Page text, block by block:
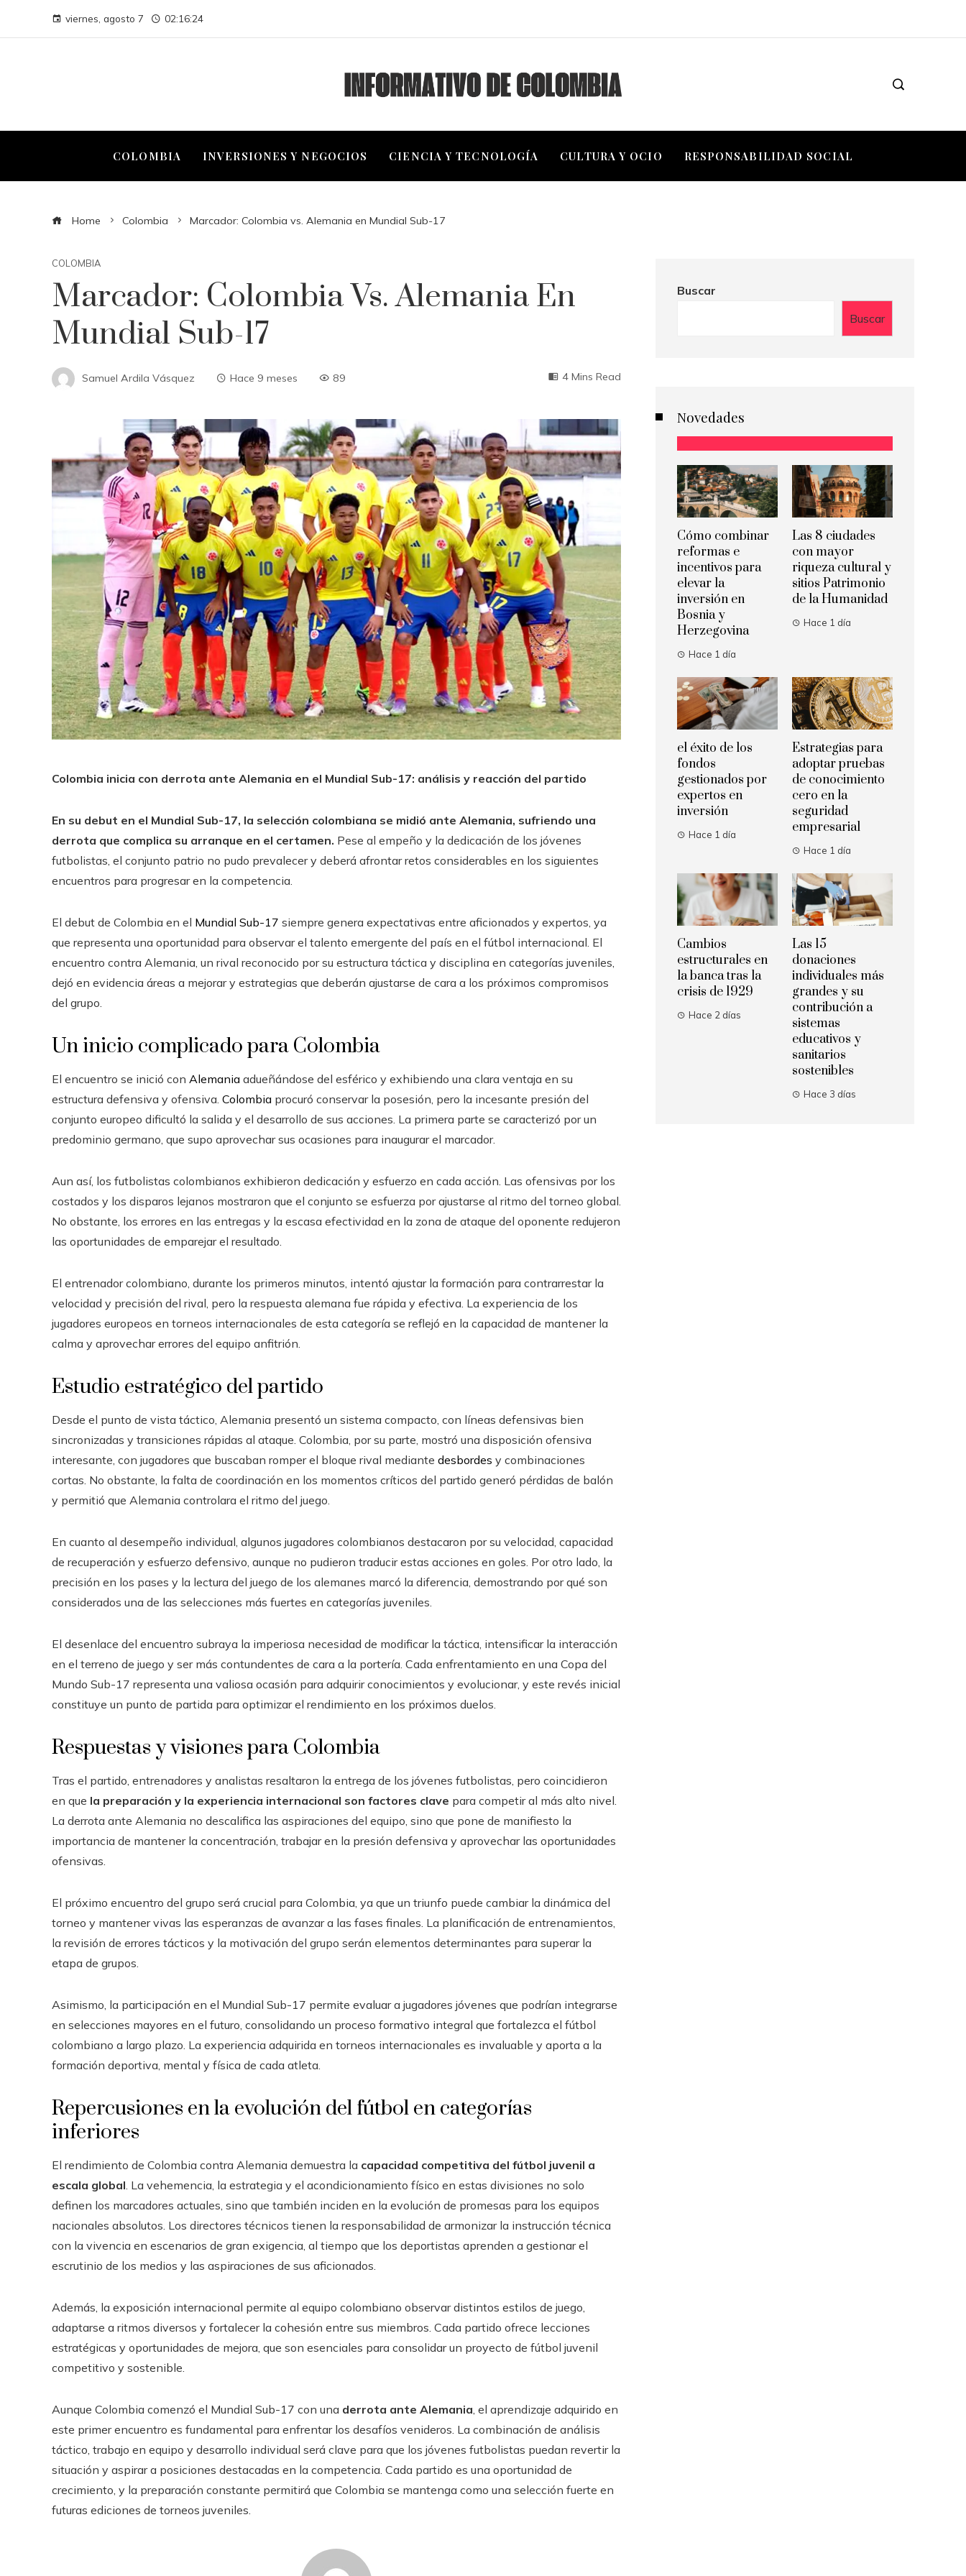
viernes, agosto 7 02:16:25
COLOMBIA INVERSIONES Y NEGOCIOS CIENCIA Y TECNOLOGÍA CULTURA Y OCIO RESPONSABILIDAD SOCIAL
Home Colombia Marcador: Colombia vs. Alemania en Mundial Sub-17
COLOMBIA
Marcador: Colombia Vs. Alemania En
Mundial Sub-17
Samuel Ardila Vásquez Hace 9 meses 89 4 Mins Read
Colombia inicia con derrota ante Alemania en el Mundial Sub-17: análisis y reacción del partido
En su debut en el Mundial Sub-17, la selección colombiana se midió ante Alemania, sufriendo una
derrota que complica su arranque en el certamen. Pese al empeño y la dedicación de los jóvenes
futbolistas, el conjunto patrio no pudo prevalecer y deberá afrontar retos considerables en los siguientes
encuentros para progresar en la competencia.
El debut de Colombia en el Mundial Sub-17 siempre genera expectativas entre aficionados y expertos, ya
que representa una oportunidad para observar el talento emergente del país en el fútbol internacional. El
encuentro contra Alemania, un rival reconocido por su estructura táctica y disciplina en categorías juveniles,
dejó en evidencia áreas a mejorar y estrategias que deberán ajustarse de cara a los próximos compromisos
del grupo.
Un inicio complicado para Colombia
El encuentro se inició con Alemania adueñándose del esférico y exhibiendo una clara ventaja en su
estructura defensiva y ofensiva. Colombia procuró conservar la posesión, pero la incesante presión del
conjunto europeo dificultó la salida y el desarrollo de sus acciones. La primera parte se caracterizó por un
predominio germano, que supo aprovechar sus ocasiones para inaugurar el marcador.
Aun así, los futbolistas colombianos exhibieron dedicación y esfuerzo en cada acción. Las ofensivas por los
costados y los disparos lejanos mostraron que el conjunto se esfuerza por ajustarse al ritmo del torneo global.
No obstante, los errores en las entregas y la escasa efectividad en la zona de ataque del oponente redujeron
las oportunidades de emparejar el resultado.
El entrenador colombiano, durante los primeros minutos, intentó ajustar la formación para contrarrestar la
velocidad y precisión del rival, pero la respuesta alemana fue rápida y efectiva. La experiencia de los
jugadores europeos en torneos internacionales de esta categoría se reflejó en la capacidad de mantener la
calma y aprovechar errores del equipo anfitrión.
Estudio estratégico del partido
Desde el punto de vista táctico, Alemania presentó un sistema compacto, con líneas defensivas bien
sincronizadas y transiciones rápidas al ataque. Colombia, por su parte, mostró una disposición ofensiva
interesante, con jugadores que buscaban romper el bloque rival mediante desbordes y combinaciones
cortas. No obstante, la falta de coordinación en los momentos críticos del partido generó pérdidas de balón
y permitió que Alemania controlara el ritmo del juego.
En cuanto al desempeño individual, algunos jugadores colombianos destacaron por su velocidad, capacidad
de recuperación y esfuerzo defensivo, aunque no pudieron traducir estas acciones en goles. Por otro lado, la
precisión en los pases y la lectura del juego de los alemanes marcó la diferencia, demostrando por qué son
considerados una de las selecciones más fuertes en categorías juveniles.
El desenlace del encuentro subraya la imperiosa necesidad de modificar la táctica, intensificar la interacción
en el terreno de juego y ser más contundentes de cara a la portería. Cada enfrentamiento en una Copa del
Mundo Sub-17 representa una valiosa ocasión para adquirir conocimientos y evolucionar, y este revés inicial
constituye un punto de partida para optimizar el rendimiento en los próximos duelos.
Respuestas y visiones para Colombia
Tras el partido, entrenadores y analistas resaltaron la entrega de los jóvenes futbolistas, pero coincidieron
en que la preparación y la experiencia internacional son factores clave para competir al más alto nivel.
La derrota ante Alemania no descalifica las aspiraciones del equipo, sino que pone de manifiesto la
importancia de mantener la concentración, trabajar en la presión defensiva y aprovechar las oportunidades
ofensivas.
El próximo encuentro del grupo será crucial para Colombia, ya que un triunfo puede cambiar la dinámica del
torneo y mantener vivas las esperanzas de avanzar a las fases finales. La planificación de entrenamientos,
la revisión de errores tácticos y la motivación del grupo serán elementos determinantes para superar la
etapa de grupos.
Asimismo, la participación en el Mundial Sub-17 permite evaluar a jugadores jóvenes que podrían integrarse
en selecciones mayores en el futuro, consolidando un proceso formativo integral que fortalezca el fútbol
colombiano a largo plazo. La experiencia adquirida en torneos internacionales es invaluable y aporta a la
formación deportiva, mental y física de cada atleta.
Repercusiones en la evolución del fútbol en categorías
inferiores
El rendimiento de Colombia contra Alemania demuestra la capacidad competitiva del fútbol juvenil a
escala global . La vehemencia, la estrategia y el acondicionamiento físico en estas divisiones no solo
definen los marcadores actuales, sino que también inciden en la evolución de promesas para los equipos
nacionales absolutos. Los directores técnicos tienen la responsabilidad de armonizar la instrucción técnica
con la vivencia en escenarios de gran exigencia, al tiempo que los deportistas aprenden a gestionar el
escrutinio de los medios y las aspiraciones de sus aficionados.
Además, la exposición internacional permite al equipo colombiano observar distintos estilos de juego,
adaptarse a ritmos diversos y fortalecer la cohesión entre sus miembros. Cada partido ofrece lecciones
estratégicas y oportunidades de mejora, que son esenciales para consolidar un proyecto de fútbol juvenil
competitivo y sostenible.
Aunque Colombia comenzó el Mundial Sub-17 con una derrota ante Alemania , el aprendizaje adquirido en
este primer encuentro es fundamental para enfrentar los desafíos venideros. La combinación de análisis
táctico, trabajo en equipo y desarrollo individual será clave para que los jóvenes futbolistas puedan revertir la
situación y aspirar a posiciones destacadas en la competencia. Cada partido es una oportunidad de
crecimiento, y la preparación constante permitirá que Colombia se mantenga como una selección fuerte en
futuras ediciones de torneos juveniles.
Buscar
Buscar
Novedades
Cómo combinar
reformas e
incentivos para
elevar la
inversión en
Bosnia y
Herzegovina
Hace 1 día
Las 8 ciudades
con mayor
riqueza cultural y
sitios Patrimonio
de la Humanidad
Hace 1 día
el éxito de los
fondos
gestionados por
expertos en
inversión
Hace 1 día
Estrategias para
adoptar pruebas
de conocimiento
cero en la
seguridad
empresarial
Hace 1 día
Cambios
estructurales en
la banca tras la
crisis de 1929
Hace 2 días
Las 15
donaciones
individuales más
grandes y su
contribución a
sistemas
educativos y
sanitarios
sostenibles
Hace 3 días